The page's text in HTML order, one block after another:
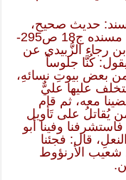
حديث صحيح،
وهذا إسناد حسن، وأخرج أحمد في مسنده ج18 ص295-
بن رجاء الزُّبيدي عن
كُنَّا جلوساً
بعض بيوتِ نسائهِ،
عليها عليٌّ
معه، ثم قام
يُقاتلُ على تَأويل
وفينا أبو
قال: فجئنا
شعيب الأرنؤوط